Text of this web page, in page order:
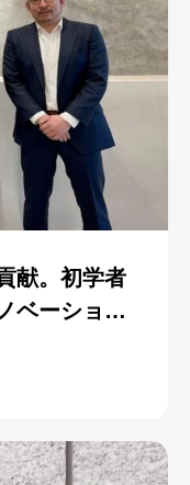
献。初学者
ベーション